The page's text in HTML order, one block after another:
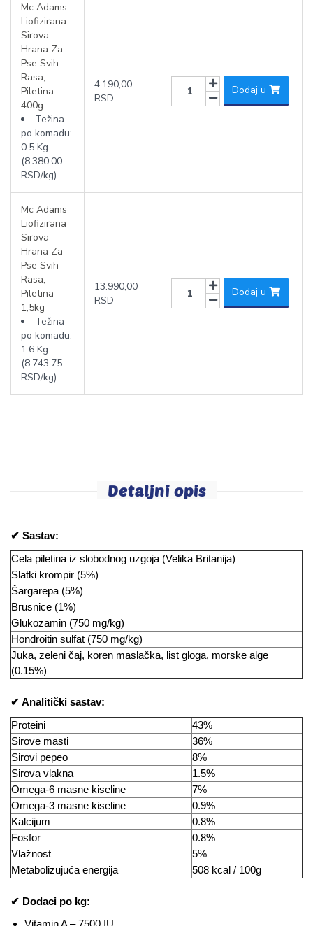
Mc Adams
Liofizirana
Sirova
Hrana Za
Pse Svih
Rasa,
Piletina
400g
Težina
po komadu:
0.5 Kg
(8,380.00
RSD/kg)
4.190,00
RSD
Dodaj u
Mc Adams
Liofizirana
Sirova
Hrana Za
Pse Svih
Rasa,
Piletina
1,5kg
Težina
po komadu:
1.6 Kg
(8,743.75
RSD/kg)
13.990,00
RSD
Dodaj u
Detaljni opis
✔ Sastav:
Cela piletina iz slobodnog uzgoja (Velika Britanija)
Slatki krompir (5%)
Šargarepa (5%)
Brusnice (1%)
Glukozamin (750 mg/kg)
Hondroitin sulfat (750 mg/kg)
Juka, zeleni čaj, koren maslačka, list gloga, morske alge
(0.15%)
✔ Analitički sastav:
Proteini
43%
Sirove masti
36%
Sirovi pepeo
8%
Sirova vlakna
1.5%
Omega-6 masne kiseline
7%
Omega-3 masne kiseline
0.9%
Kalcijum
0.8%
Fosfor
0.8%
Vlažnost
5%
Metabolizujuća energija
508 kcal / 100g
✔ Dodaci po kg:
Vitamin A – 7500 IU